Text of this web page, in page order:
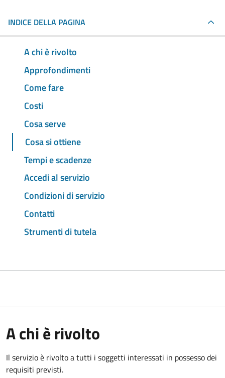
INDICE DELLA PAGINA
A chi è rivolto
Approfondimenti
Come fare
Costi
Cosa serve
Cosa si ottiene
Tempi e scadenze
Accedi al servizio
Condizioni di servizio
Contatti
Strumenti di tutela
A chi è rivolto
Il servizio è rivolto a tutti i soggetti interessati in possesso dei
requisiti previsti.